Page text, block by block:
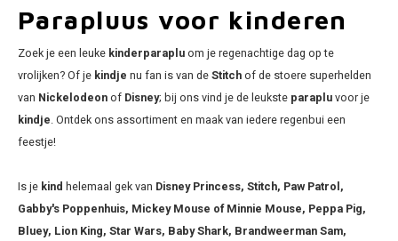
Parapluus voor kinderen
Zoek je een leuke kinderparapluom je regenachtige dag op te
vrolijken? Of je kindje nu fan is van deStitchof de stoere superhelden
van Nickelodeonof Disney; bij ons vind je de leukste parapluvoor je
kindje. Ontdek ons assortiment en maak van iedere regenbui een
feestje!
Is je kind helemaal gek van Disney Princess, Stitch, Paw Patrol,
Gabby's Poppenhuis, Mickey Mouse of Minnie Mouse, Peppa Pig,
Bluey, Lion King, Star Wars, Baby Shark, Brandweerman Sam,